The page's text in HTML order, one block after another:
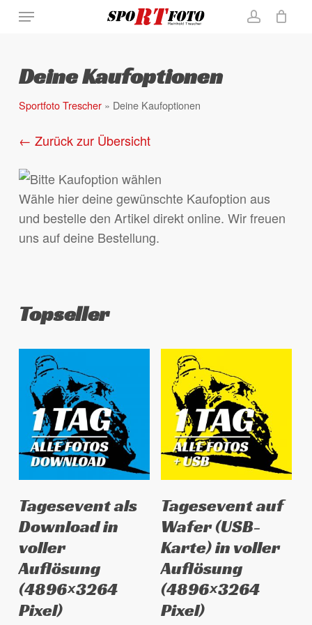
Skip
content
Menu
Deine Kaufoptionen
Sportfoto Trescher» Deine Kaufoptionen
← Zurück zur Übersicht
Wähle hier deine gewünschte Kaufoption aus
und bestelle den Artikel direkt online. Wir freuen
uns auf deine Bestellung.
Topseller
Produkt
weist
mehrere
Varianten
auf.
Die
Tagesevent als
Download in
voller
Auflösung
(4896×3264
Pixel)
Produkt
weist
mehrere
Varianten
auf.
Die
Tagesevent auf
Wafer (USB-
Karte) in voller
Auflösung
(4896×3264
Pixel)